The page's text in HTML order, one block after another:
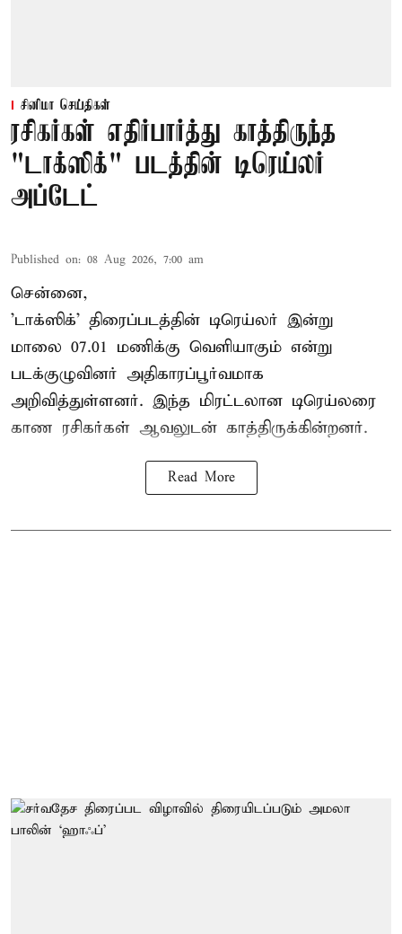
சினிமா செய்திகள்
ரசிகர்கள் எதிர்பார்த்து காத்திருந்த
"டாக்ஸிக்" படத்தின் டிரெய்லர்
அப்டேட்
Published on: 08 Aug 2026, 7:00 am
சென்னை,
'டாக்ஸிக்' திரைப்படத்தின் டிரெய்லர் இன்று
மாலை 07.01 மணிக்கு வெளியாகும் என்று
படக்குழுவினர் அதிகாரப்பூர்வமாக
அறிவித்துள்ளனர். இந்த மிரட்டலான டிரெய்லரை
காண ரசிகர்கள் ஆவலுடன் காத்திருக்கின்றனர்.
Read More